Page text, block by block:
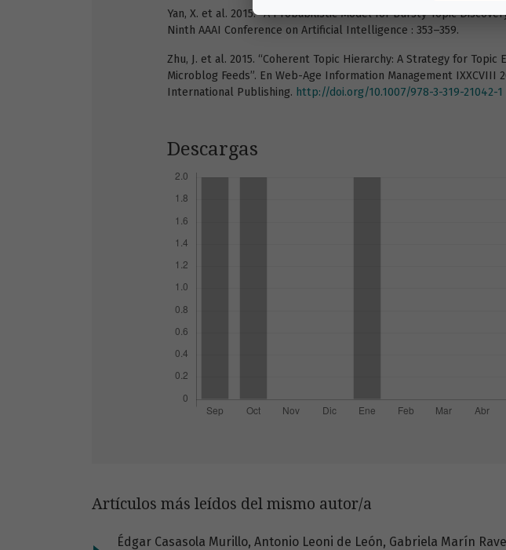
Yan, X. et al. 2015. “A Probabilistic Model for Bursty Topic
Ninth AAAI Conference on Artificial Intelligence : 353–359.
Zhu, J. et al. 2015. “Coherent Topic Hierarchy: A Strategy for Topic
Microblog Feeds”. En Web-Age Information Management IXXCVIII
International Publishing. http://doi.org/10.1007/978-3-319-21042-1
Descargas
Artículos más leídos del mismo autor/a
Édgar Casasola Murillo, Antonio Leoni de León, Gabriela Marín